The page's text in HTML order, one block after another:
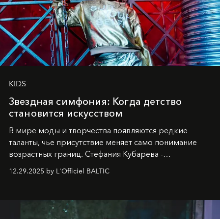
KIDS
Звездная симфония: Когда детство
становится искусством
В мире моды и творчества появляются редкие
таланты, чье присутствие меняет само понимание
возрастных границ. Стефания Кубарева -
десятилетняя обладательница невероятной
харизмы, чье имя уже украшает обложки
2025
и LUXIA June 2025, представляет собой
уникальное явление современной культуры.
12.29.2025 by L'Officiel BALTIC